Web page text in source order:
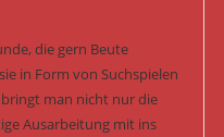
die gern Beute
in Form von Suchspielen
man nicht nur die
Ausarbeitung mit ins